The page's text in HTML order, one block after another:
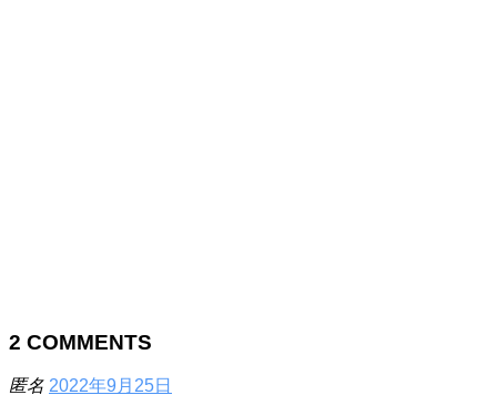
2 COMMENTS
匿名 2022年9月25日